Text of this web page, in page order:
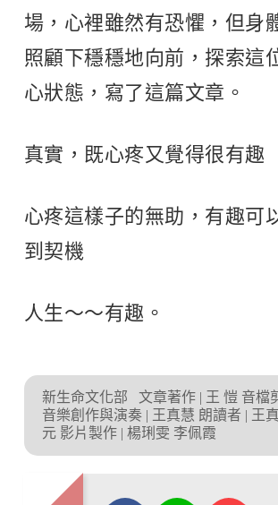
場，心裡雖然有恐懼，但身
照顧下穩穩地向前，探索這
心狀態，寫了這篇文章。
真實，既心疼又覺得很有趣
心疼這樣子的無助，有趣可
到契機
人生～～有趣。
新生命文化部
文章著作 | 王 愷 音檔
音樂創作與演奏 | 王真慧 朗讀者 | 王
元 影片製作 | 楊琍雯 李佩霞